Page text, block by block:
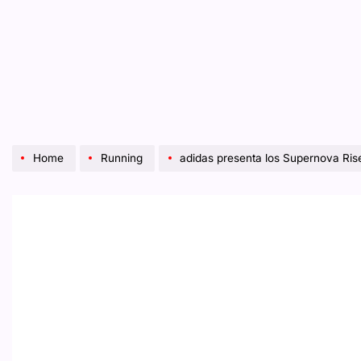
Home Running adidas presenta los Supernova